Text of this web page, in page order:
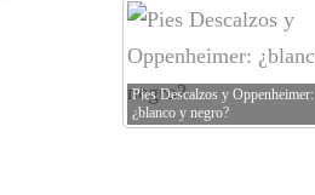
Pies Descalzos y Oppenheimer:
¿blanco y negro?